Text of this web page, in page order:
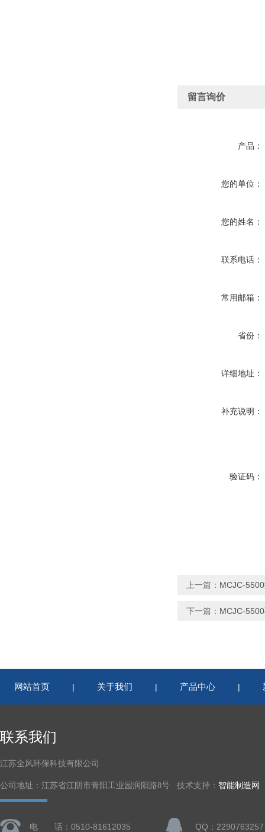
留言询价
产品：
您的单位：
您的姓名：
联系电话：
常用邮箱：
省份：
详细地址：
补充说明：
验证码：
上一篇： MCJC-
下一篇： MCJC-
网站首页 | 关于我们 | 产品中心 |
联系我们
江苏全风环保科技有限公司
公司地址：江苏省江阴市青阳工业园润阳路8号 技术支持： 智能制造网
电 话：0510-81612035 QQ：2290763257